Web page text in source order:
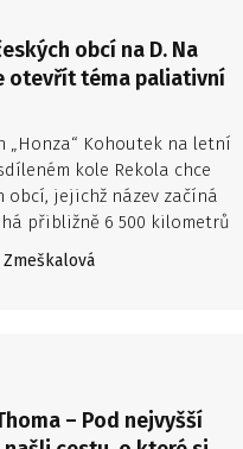
obcí na D. Na
otevřít téma paliativní
„Honza“ Kohoutek na letní
kole Rekola chce
obcí, jejichž název začíná
přibližně 6 500 kilometrů
a otevřít mezi lidmi
Zmeškalová
– Pod nejvyšší